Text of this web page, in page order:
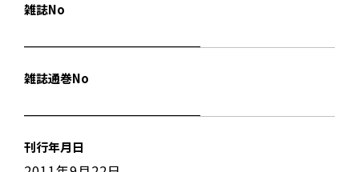
雑誌No
雑誌通巻No
刊行年月日